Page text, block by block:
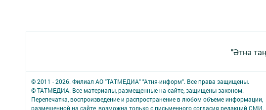
"Әтнә
© 2011 - 2026. Филиал АО "ТАТМЕДИА" "Атня-информ". Все права защищены.
© ТАТМЕДИА. Все материалы, размещенные на сайте, защищены законом.
Перепечатка, воспроизведение и распространение в любом объеме информации,
размещенной на сайте, возможна только с письменного согласия редакций СМИ.